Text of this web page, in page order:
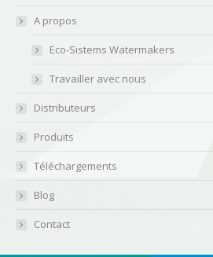
A propos
Eco-Sistems Watermakers
Travailler avec nous
Distributeurs
Produits
Téléchargements
Blog
Contact